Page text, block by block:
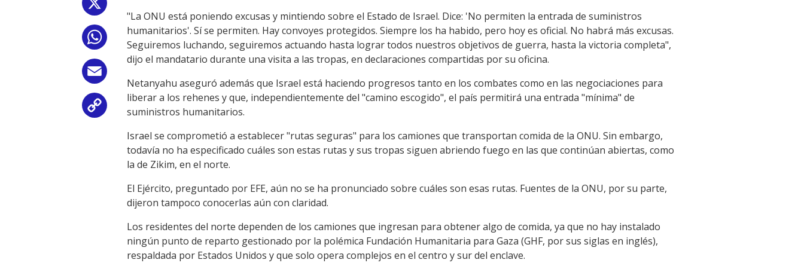
WhatsApp
Copy
Link
"La ONU está poniendo excusas y mintiendo sobre el Estado de Israel. Dice: 'No permiten la entrada de suministros
humanitarios'. Sí se permiten. Hay convoyes protegidos. Siempre los ha habido, pero hoy es oficial. No habrá más excusas.
Seguiremos luchando, seguiremos actuando hasta lograr todos nuestros objetivos de guerra, hasta la victoria completa",
dijo el mandatario durante una visita a las tropas, en declaraciones compartidas por su oficina.
Netanyahu aseguró además que Israel está haciendo progresos tanto en los combates como en las negociaciones para
liberar a los rehenes y que, independientemente del "camino escogido", el país permitirá una entrada "mínima" de
suministros humanitarios.
Israel se comprometió a establecer "rutas seguras" para los camiones que transportan comida de la ONU. Sin embargo,
todavía no ha especificado cuáles son estas rutas y sus tropas siguen abriendo fuego en las que continúan abiertas, como
la de Zikim, en el norte.
El Ejército, preguntado por EFE, aún no se ha pronunciado sobre cuáles son esas rutas. Fuentes de la ONU, por su parte,
dijeron tampoco conocerlas aún con claridad.
Los residentes del norte dependen de los camiones que ingresan para obtener algo de comida, ya que no hay instalado
ningún punto de reparto gestionado por la polémica Fundación Humanitaria para Gaza (GHF, por sus siglas en inglés),
respaldada por Estados Unidos y que solo opera complejos en el centro y sur del enclave.